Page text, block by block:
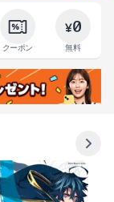
クーポン 無料